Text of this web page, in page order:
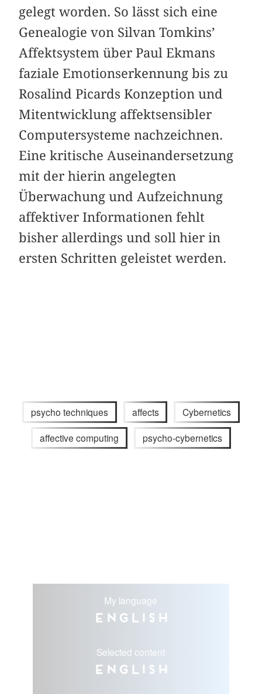
gelegt worden. So lässt sich eine
Genealogie von Silvan Tomkins’
Affektsystem über Paul Ekmans
faziale Emotionserkennung bis zu
Rosalind Picards Konzeption und
Mitentwicklung affektsensibler
Computersysteme nachzeichnen.
Eine kritische Auseinandersetzung
mit der hierin angelegten
Überwachung und Aufzeichnung
affektiver Informationen fehlt
bisher allerdings und soll hier in
ersten Schritten geleistet werden.
psycho techniques affects Cybernetics
affective computing psycho-cybernetics
My language
English
Selected content
English